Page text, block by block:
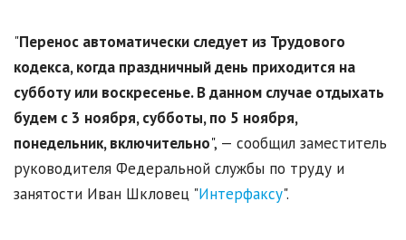
"Перенос автоматически следует из Трудового
кодекса, когда праздничный день приходится на
субботу или воскресенье. В данном случае отдыхать
будем с 3 ноября, субботы, по 5 ноября,
понедельник, включительно", — сообщил заместитель
руководителя Федеральной службы по труду и
занятости Иван Шкловец "Интерфаксу".